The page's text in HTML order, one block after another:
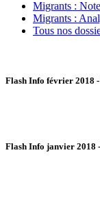
Migrants :
Migrants :
Tous nos
Flash Info février 2018 -
Flash Info janvier 2018